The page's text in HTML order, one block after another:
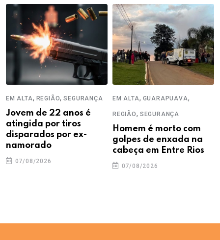
EM ALTA, REGIÃO,SEGURANÇA
Jovem de 22 anos é
atingida por tiros
disparados por ex-
namorado
07/08/2026
EM ALTA, GUARAPUAVA,
REGIÃO, SEGURANÇA
Homem é morto com
golpes de enxada na
cabeça em Entre Rios
07/08/2026